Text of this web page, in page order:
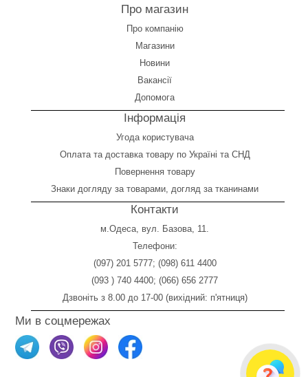
Про магазин
Про компанію
Магазини
Новини
Вакансії
Допомога
Інформація
Угода користувача
Оплата та доставка товару по Україні та СНД
Повернення товару
Знаки догляду за товарами, догляд за тканинами
Контакти
м.Одеса, вул. Базова, 11.
Телефони:
(097) 201 5777; (098) 611 4400
(093 ) 740 4400; (066) 656 2777
Дзвоніть з 8.00 до 17-00 (вихідний: п'ятниця)
Ми в соцмережах